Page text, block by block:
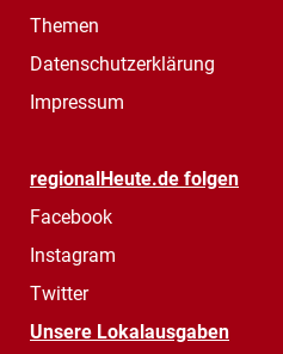
Themen
Datenschutzerklärung
Impressum
regionalHeute.de folgen
Facebook
Instagram
Twitter
Unsere Lokalausgaben